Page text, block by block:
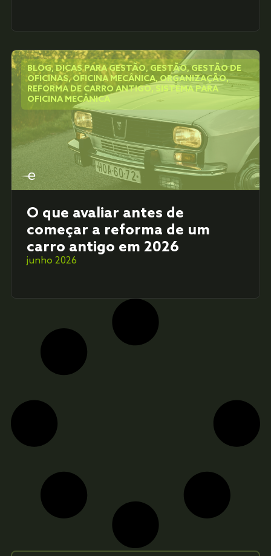
BLOG,DICAS PARA GESTÃO, GESTÃO,GESTÃO DE
OFICINAS,OFICINA MECÂNICA,ORGANIZAÇÃO,
REFORMA DE CARRO ANTIGO, SISTEMA PARA
OFICINA MECÂNICA
O que avaliar antes de
começar a reforma de um
carro antigo em 2026
junho 2026